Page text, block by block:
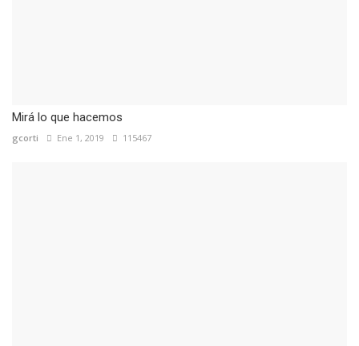
Mirá lo que hacemos
gcorti Ene 1, 2019 115467